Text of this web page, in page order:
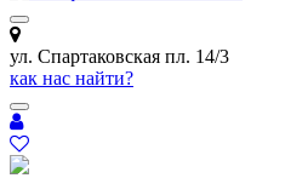
ул. Спартаковская пл. 14/3
как нас найти?